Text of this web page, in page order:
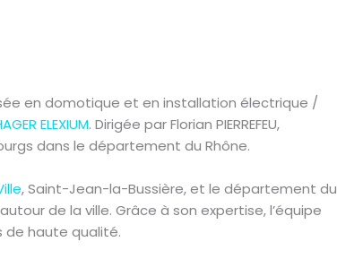
en domotique et en installation électrique /
ELEXIUM. Dirigée par Florian PIERREFEU,
dans le département du Rhône.
, Saint-Jean-la-Bussière, et le département du
de la ville. Grâce à son expertise, l’équipe
de haute qualité.